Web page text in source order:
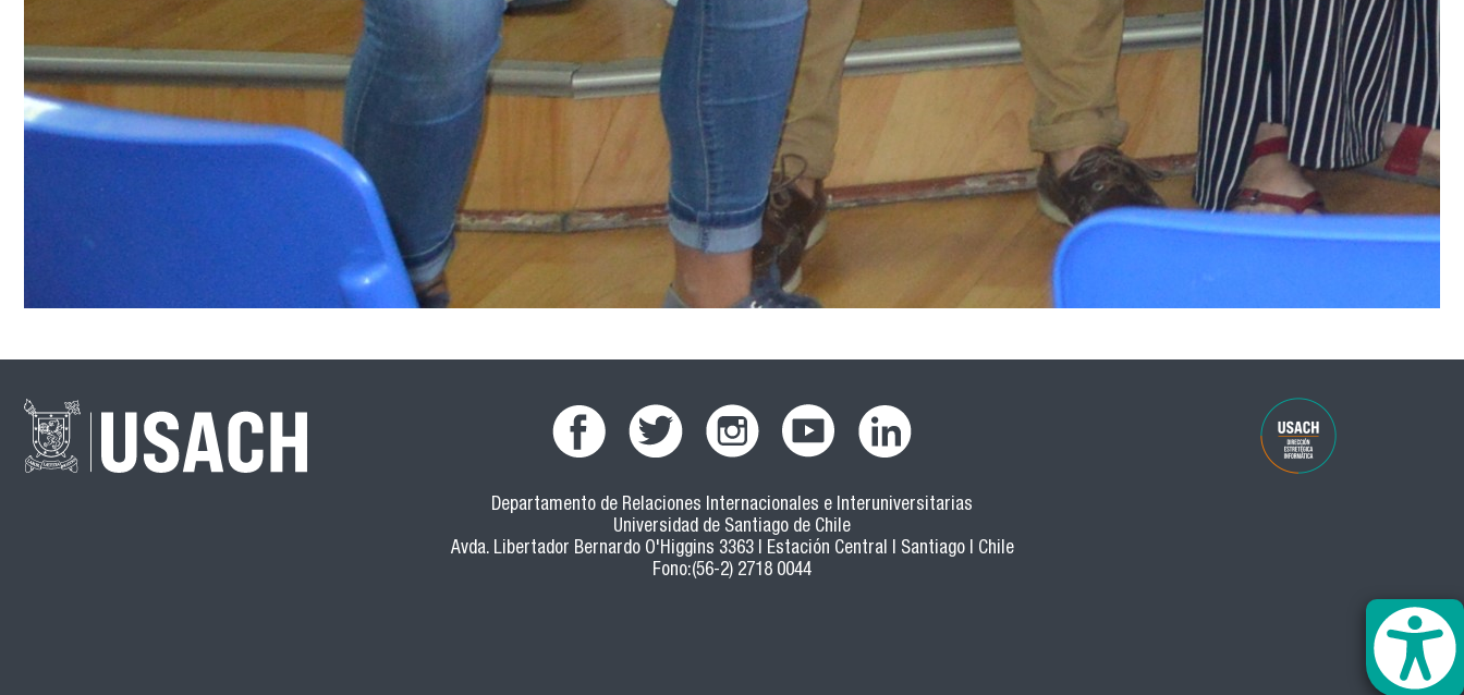
Departamento de Relaciones Internacionales e Interuniversitarias
Universidad de Santiago de Chile
Avda. Libertador Bernardo O'Higgins 3363 | Estación Central | Santiago | Chile
Fono:(56-2) 2718 0044